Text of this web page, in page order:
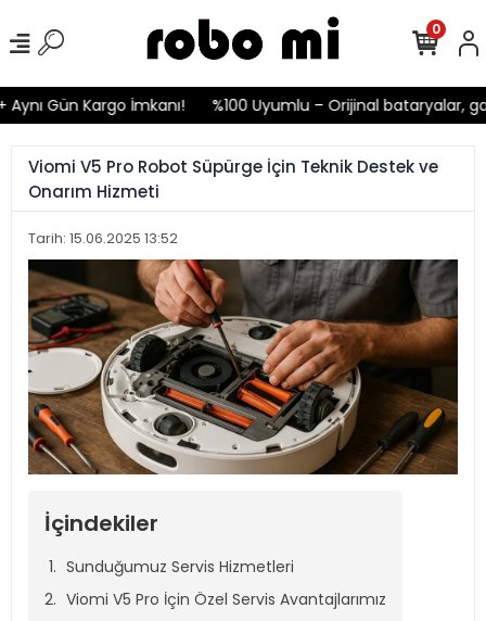
Kargo İmkanı! %100 Uyumlu – Orijinal bataryalar,
0
Viomi V5 Pro Robot Süpürge İçin Teknik Destek ve
Onarım Hizmeti
Tarih: 15.06.2025 13:52
İçindekiler
Sunduğumuz Servis Hizmetleri
Viomi V5 Pro İçin Özel Servis Avantajlarımız